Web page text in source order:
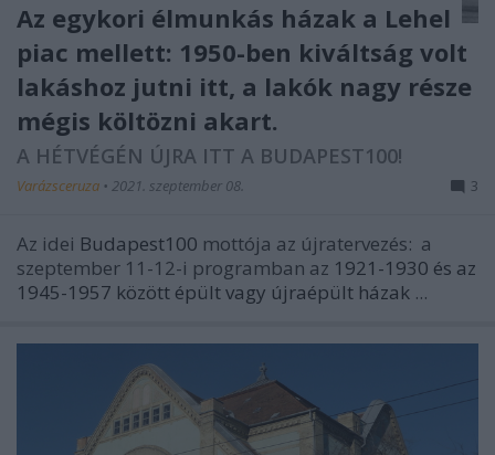
Az egykori élmunkás házak a Lehel
piac mellett: 1950-ben kiváltság volt
lakáshoz jutni itt, a lakók nagy része
mégis költözni akart.
A HÉTVÉGÉN ÚJRA ITT A BUDAPEST100!
Varázsceruza • 2021. szeptember 08. 3
Az idei Budapest100 mottója az újratervezés: a
szeptember 11-12-i programban az 1921-1930 és az
1945-1957 között épült vagy újraépült házak ...